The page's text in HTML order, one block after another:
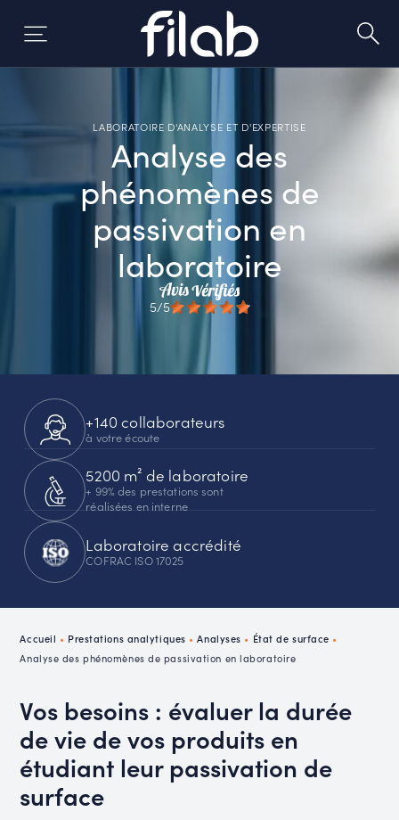
LABORATOIRE D'ANALYSE ET D'EXPERTISE
Analyse des
phénomènes de
passivation en
laboratoire
5/5
+140 collaborateurs
à votre écoute
5200 m² de laboratoire
+ 99% des prestations sont
réalisées en interne
Laboratoire accrédité
COFRAC ISO 17025
Accueil • Prestations analytiques •Analyses • État de surface •
Analyse des phénomènes de passivation en laboratoire
Vos besoins : évaluer la durée
de vie de vos produits en
étudiant leur passivation de
surface